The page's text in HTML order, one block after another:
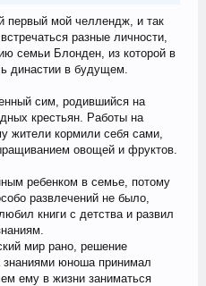
первый мой челлендж, и так
разные личности,
семьи Блонден, из которой в
династии в будущем.
сим, родившийся на
крестьян. Работы на
жители кормили себя сами,
овощей и фруктов.
ребенком в семье, потому
развлечений не было,
книги с детства и развил
мир рано, решение
знаниями юноша принимал
ему в жизни заниматься